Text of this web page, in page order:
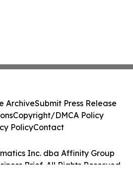
Inc. dba Affinity Group
Brief. All Rights Reserved.
ArchiveSubmit Press Release
Copyright/DMCA Policy
PolicyContact